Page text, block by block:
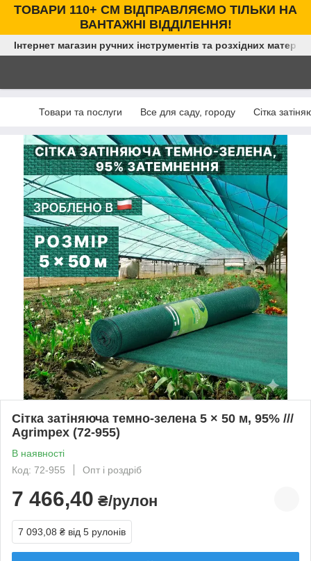
ТОВАРИ 110+ СМ ВІДПРАВЛЯЄМО ТІЛЬКИ НА
ВАНТАЖНІ ВІДДІЛЕННЯ!
Інтернет магазин ручних інструментів та розхідних
Товари та послуги Все для саду, городу Сітка
Сітка затіняюча темно-зелена 5 × 50 м, 95% ///
Agrimpex (72-955)
В наявності
Код: 72-955
Опт і роздріб
7 466,40 ₴/рулон
7 093,08 ₴ від 5 рулонів